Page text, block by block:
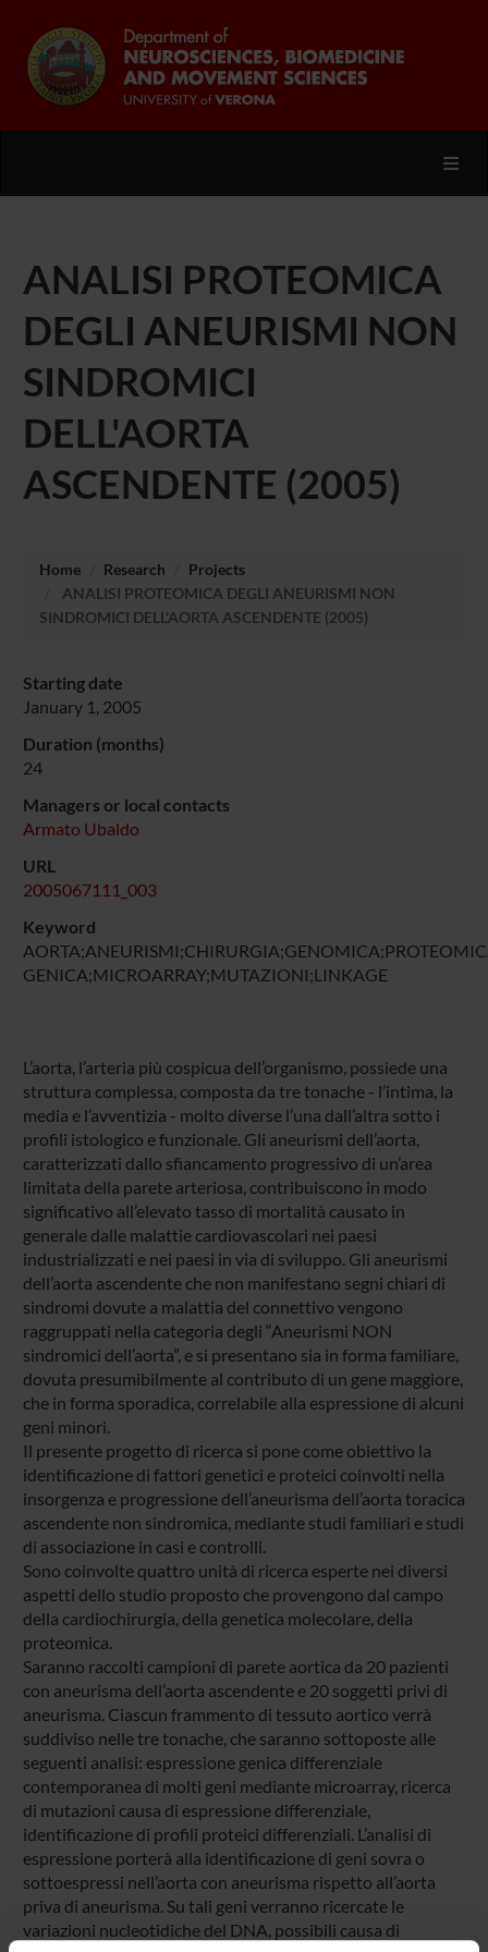
ANALISI PROTEOMICA
DEGLI ANEURISMI NON
SINDROMICI
DELL'AORTA
ASCENDENTE (2005)
Home Research
Projects
ANALISI PROTEOMICA DEGLI ANEURISMI NON
SINDROMICI DELL'AORTA ASCENDENTE (2005)
Starting date
January 1, 2005
Duration (months)
24
Managers or local contacts
Armato Ubaldo
URL
2005067111_003
Keyword
GENICA;MICROARRAY;MUTAZIONI;LINKAGE
L’aorta, l’arteria più cospicua dell’organismo, possiede una
struttura complessa, composta da tre tonache - l’intima, la
media e l’avventizia - molto diverse l’una dall’altra sotto i
profili istologico e funzionale. Gli aneurismi dell’aorta,
caratterizzati dallo sfiancamento progressivo di un’area
limitata della parete arteriosa, contribuiscono in modo
significativo all’elevato tasso di mortalità causato in
generale dalle malattie cardiovascolari nei paesi
industrializzati e nei paesi in via di sviluppo. Gli aneurismi
dell’aorta ascendente che non manifestano segni chiari di
sindromi dovute a malattia del connettivo vengono
raggruppati nella categoria degli “Aneurismi NON
sindromici dell’aorta”, e si presentano sia in forma familiare,
dovuta presumibilmente al contributo di un gene maggiore,
che in forma sporadica, correlabile alla espressione di alcuni
geni minori.
Il presente progetto di ricerca si pone come obiettivo la
identificazione di fattori genetici e proteici coinvolti nella
insorgenza e progressione dell’aneurisma dell’aorta toracica
ascendente non sindromica, mediante studi familiari e studi
di associazione in casi e controlli.
Sono coinvolte quattro unità di ricerca esperte nei diversi
aspetti dello studio proposto che provengono dal campo
della cardiochirurgia, della genetica molecolare, della
proteomica.
Saranno raccolti campioni di parete aortica da 20 pazienti
con aneurisma dell’aorta ascendente e 20 soggetti privi di
aneurisma. Ciascun frammento di tessuto aortico verrà
suddiviso nelle tre tonache, che saranno sottoposte alle
seguenti analisi: espressione genica differenziale
contemporanea di molti geni mediante microarray, ricerca
di mutazioni causa di espressione differenziale,
identificazione di profili proteici differenziali. L’analisi di
espressione porterà alla identificazione di geni sovra o
sottoespressi nell’aorta con aneurisma rispetto all’aorta
priva di aneurisma. Su tali geni verranno ricercate le
variazioni nucleotidiche del DNA, possibili causa di